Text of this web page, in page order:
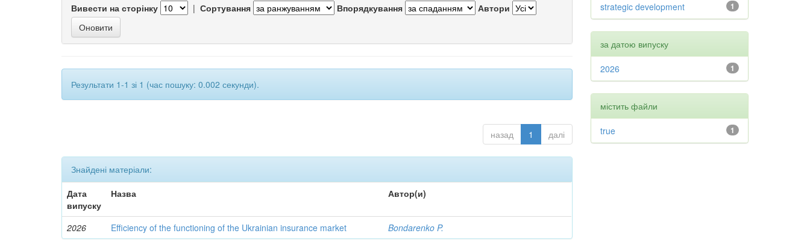
Вивести на сторінку | Сортування Впорядкування Автори
Результати 1-1 зі 1 (час пошуку: 0.002 секунди).
назад 1 далі
Знайдені матеріали:
Дата
випуску
Назва Автор(и)
2026 Efficiency of the functioning of the Ukrainian insurance market Bondarenko P.
1
strategic development
за датою випуску
1
2026
містить файли
1
true